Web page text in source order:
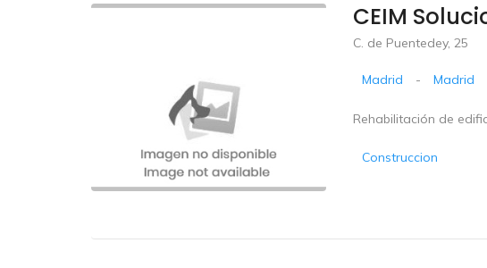
CEIM
C. de Puentedey, 25
Madrid - Madrid
Rehabilitación de
Construccion